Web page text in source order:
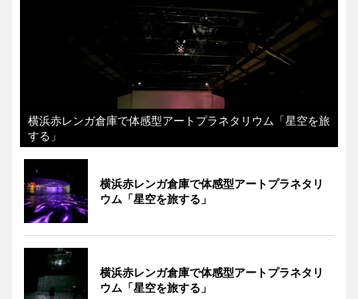
横浜赤レンガ倉庫で体感型アートプラネタリウム「星空を旅
する」
横浜赤レンガ倉庫で体感型アートプラネタリ
ウム「星空を旅する」
横浜赤レンガ倉庫で体感型アートプラネタリ
ウム「星空を旅する」